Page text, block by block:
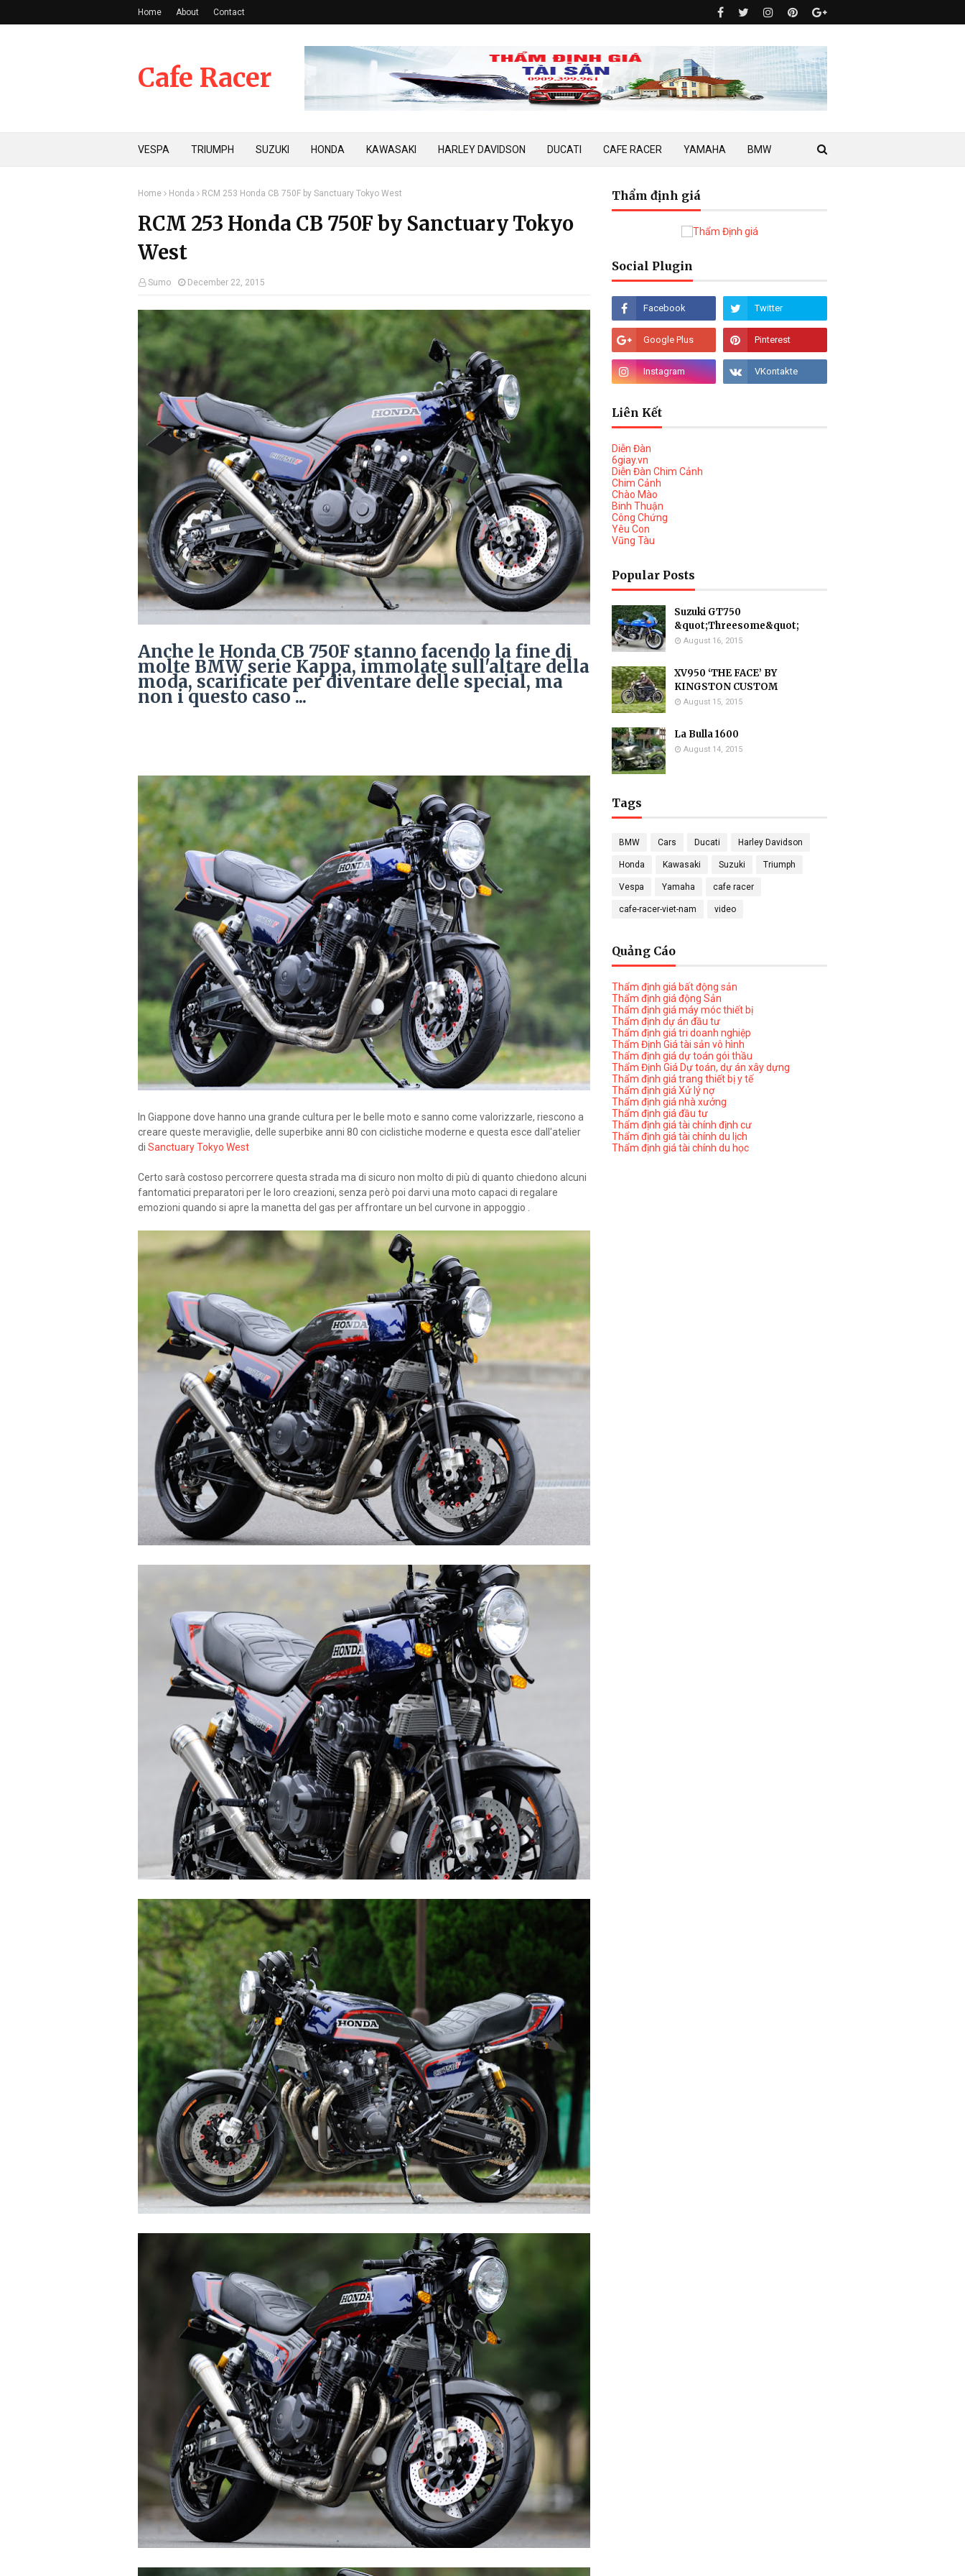
Home About Contact
Cafe Racer
VESPA TRIUMPH SUZUKI HONDA KAWASAKI HARLEY DAVIDSON DUCATI CAFE RACER YAMAHA BMW
Home Honda RCM 253 Honda CB 750F by Sanctuary Tokyo West
RCM 253 Honda CB 750F by Sanctuary Tokyo
West
Sumo December 22, 2015
Anche le Honda CB 750F stanno facendo la fine di
molte BMW serie Kappa, immolate sull'altare della
moda, scarificate per diventare delle special, ma
non i questo caso ...
In Giappone dove hanno una grande cultura per le belle moto e sanno come valorizzarle, riescono a
creare queste meraviglie, delle superbike anni 80 con ciclistiche moderne e questa esce dall'atelier
di Sanctuary Tokyo West
Certo sarà costoso percorrere questa strada ma di sicuro non molto di più di quanto chiedono alcuni
fantomatici preparatori per le loro creazioni, senza però poi darvi una moto capaci di regalare
emozioni quando si apre la manetta del gas per affrontare un bel curvone in appoggio .
Thẩm định giá
Social Plugin
Liên Kết
Diễn Đàn
6giay.vn
Diễn Đàn Chim Cảnh
Chim Cảnh
Chào Mào
Binh Thuận
Công Chứng
Yêu Con
Vũng Tàu
Popular Posts
Suzuki GT750
&quot;Threesome&quot;
August 16, 2015
XV950 ‘THE FACE’ BY
KINGSTON CUSTOM
August 15, 2015
La Bulla 1600
August 14, 2015
Tags
BMW Cars Ducati Harley Davidson
Honda Kawasaki Suzuki Triumph
Vespa Yamaha cafe racer
cafe-racer-viet-nam video
Quảng Cáo
Thẩm định giá bất động sản
Thẩm định giá động Sản
Thẩm định giá máy móc thiết bị
Thẩm định dự án đầu tư
Thẩm định giá tri doanh nghiệp
Thẩm Định Giá tài sản vô hình
Thẩm định giá dự toán gói thầu
Thẩm Định Giá Dự toán, dự án xây dựng
Thẩm định giá trang thiết bị y tế
Thẩm định giá Xử lý nợ
Thẩm định giá nhà xưởng
Thẩm định giá đầu tư
Thẩm định giá tài chính định cư
Thẩm định giá tài chính du lịch
Thẩm định giá tài chính du học